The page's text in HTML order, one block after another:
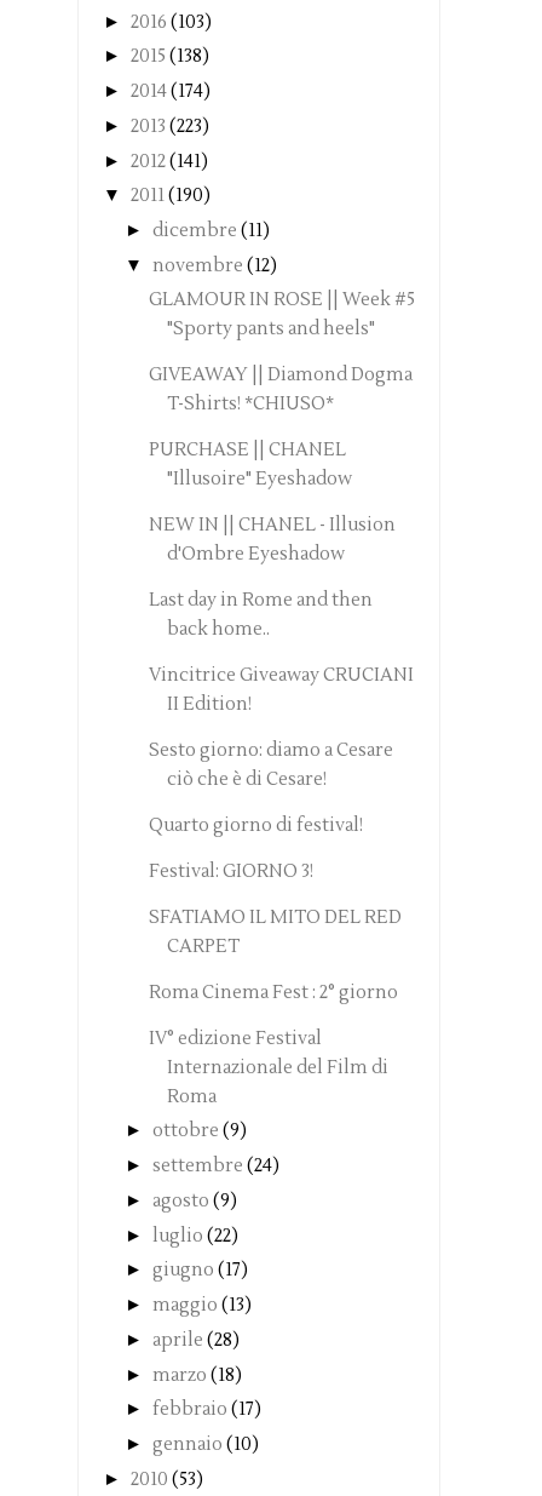
► 2016 (103)
► 2015 (138)
► 2014(174)
► 2013 (223)
► 2012(141)
▼ 2011(190)
► dicembre (11)
▼ novembre (12)
GLAMOUR IN ROSE || Week #5
"Sporty pants and heels"
GIVEAWAY || Diamond Dogma
T-Shirts! *CHIUSO*
PURCHASE || CHANEL
"Illusoire" Eyeshadow
NEW IN || CHANEL - Illusion
d'Ombre Eyeshadow
Last day in Rome and then
back home..
Vincitrice Giveaway CRUCIANI
II Edition!
Sesto giorno: diamo a Cesare
ciò che è di Cesare!
Quarto giorno di festival!
Festival: GIORNO 3!
SFATIAMO IL MITO DEL RED
CARPET
Roma Cinema Fest : 2° giorno
IV° edizione Festival
Internazionale del Film di
Roma
► ottobre (9)
► settembre (24)
► agosto (9)
► luglio (22)
► giugno (17)
► maggio (13)
► aprile (28)
► marzo (18)
► febbraio (17)
► gennaio (10)
► 2010 (53)